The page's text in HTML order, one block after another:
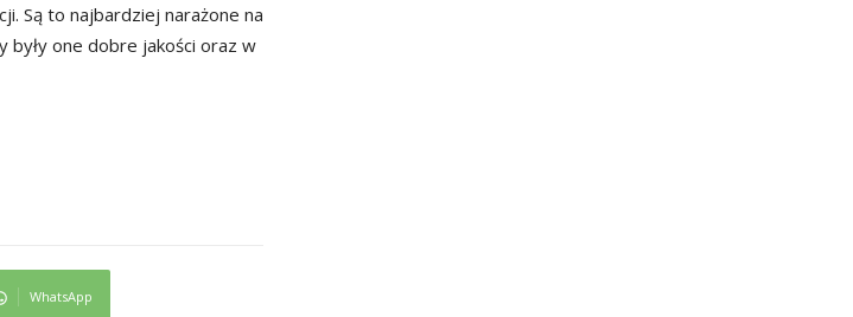
Są to najbardziej narażone na
były one dobre jakości oraz w
WhatsApp